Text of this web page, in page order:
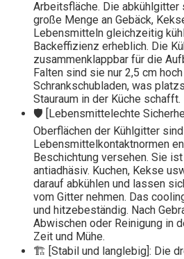
Arbeitsfläche. Die abkühlgitter
große Menge an Gebäck,
Lebensmitteln gleichzeitig
Backeffizienz erheblich. Die
zusammenklappbar für die
Falten sind sie nur 2,5 cm
Schrankschubladen, was
Stauraum in der Küche schafft.
🛡 [Lebensmittelechte
Oberflächen der Kühlgitter
Lebensmittelkontaktnormen
Beschichtung versehen. Sie
antiadhäsiv. Kuchen, Kekse
darauf abkühlen und lassen
vom Gitter nehmen. Das
und hitzebeständig. Nach
Abwischen oder Reinigung in
Zeit und Mühe.
🏗 [Stabil und langlebig]: Die